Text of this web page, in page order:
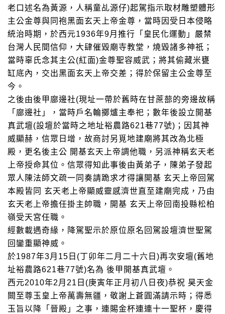
老口述名為黃源，人稱童乩源仔)起駕指示取材雕塑體形
主公金尊與同袍黑面玄天上帝金尊，當時因受日本侵略
統治時期，於西元1936年9月推行「皇民化運動」嚴禁
台灣人民間信仰，大肆催毀廟寺教堂，燒毀諸多神祇；
當時辜氏念其主公(紅面)金尊聖容威武；將其偷藏米甕
缸底內，交出黑面玄天上帝交差；得於保留主公金尊至
今。
之後由後甲廍邊社(現址一帶於舊時在甘蔗蔀的旁邊故稱
「廍邊社」，當時戶名輪擲爐主奉祀；數年後設立開基
真武壇(設壇於當時之地址裕農路621巷77號)；因其神
威顯赫，信眾日增，故商討另覓地建廟將其改為北極
殿，更名後主公 開基玄天上帝調他職，另派神稱玄天老
上帝授命其位。信眾得知此事後由黃弟子，陳弟子發起
眾人陳法師文疏一同奏請跪求才得讓開基 玄天上帝回駕
本殿皆同 玄天老上帝顯威靈感濟世直至建廟完成，乃由
玄天老上帝擔任掛主帥職，開基 玄天上帝回南投縣松柏
嶺受天宮任職。
經數載遇奇緣，降駕聖示於原位原名回駕設壇濟世聖駕
回鑾重顯神威。
於1987年3月15日(丁卯年二月二十六日)再次安壇(舊地
址裕農路621巷77號)名為 後甲開基真武壇。
西元2010年2月21日(庚寅年正月初八日夜)恭祝 昊天金
闕至尊玉皇上帝萬壽無疆，敬謝上蒼圓滿請示時；得悉
玉旨以降「晉殿」之事，連賜金杯連連十一聖杯，慶得